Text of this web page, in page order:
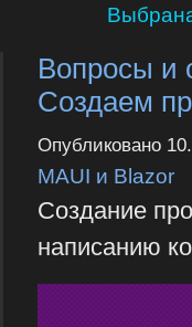
Вопросы и
Создаем
Опубликовано
MAUI и Blazor
Создание
написанию